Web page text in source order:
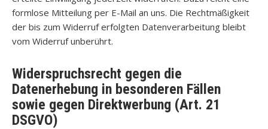
formlose Mitteilung per E-Mail an uns. Die Rechtmäßigkeit
der bis zum Widerruf erfolgten Datenverarbeitung bleibt
vom Widerruf unberührt.
Widerspruchsrecht gegen die
Datenerhebung in besonderen Fällen
sowie gegen Direktwerbung (Art. 21
DSGVO)